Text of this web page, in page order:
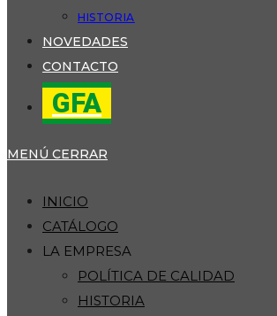
HISTORIA
NOVEDADES
CONTACTO
GFA
MENÚ CERRAR
INICIO
CATÁLOGO
LA EMPRESA
POLÍTICA DE CALIDAD
HISTORIA